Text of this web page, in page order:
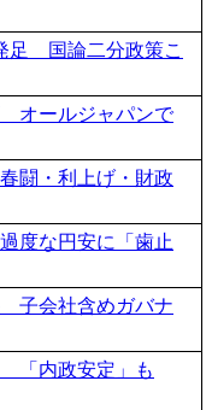
足 国論二分政策こ
オールジャパンで
闘・利上げ・財政
度な円安に「歯止
子会社含めガバナ
「内政安定」も